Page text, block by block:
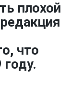
плохой
что